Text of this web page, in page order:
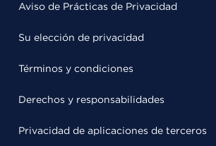
Aviso de Prácticas de Privacidad
Su elección de privacidad
Términos y condiciones
Derechos y responsabilidades
Privacidad de aplicaciones de terceros